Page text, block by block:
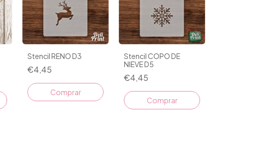
Stencil RENO D3
€4,45
Stencil COPO DE
NIEVE D5
€4,45